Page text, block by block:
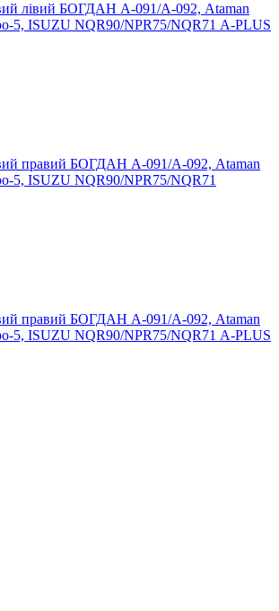
лівий БОГДАН А-091/А-092, Ataman
5, ISUZU NQR90/NPR75/NQR71 А-PLUS
правий БОГДАН А-091/А-092, Ataman
5, ISUZU NQR90/NPR75/NQR71
правий БОГДАН А-091/А-092, Ataman
5, ISUZU NQR90/NPR75/NQR71 А-PLUS